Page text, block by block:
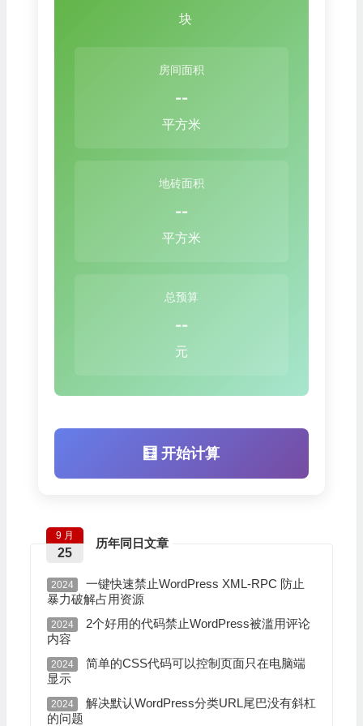
块
房间面积
--
平方米
地砖面积
--
平方米
总预算
--
元
🧮 开始计算
历年同日文章
9 月
25
2024
一键快速禁止WordPress XML-RPC 防止
暴力破解占用资源
2024
2个好用的代码禁止WordPress被滥用评论
内容
2024
简单的CSS代码可以控制页面只在电脑端
显示
2024
解决默认WordPress分类URL尾巴没有斜杠
的问题